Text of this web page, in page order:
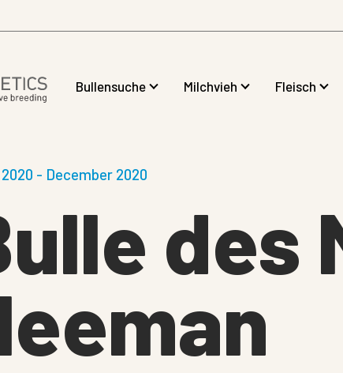
Bullensuche Milchvieh Fleisch
2020 - December 2020
des